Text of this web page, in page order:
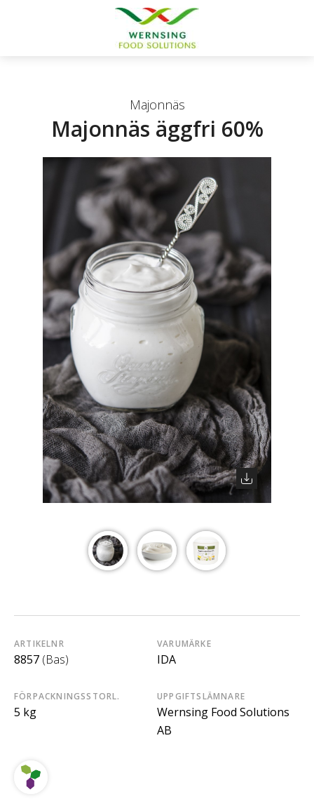
Majonnäs
Majonnäs äggfri 60%
ARTIKELNR
8857 (Bas)
VARUMÄRKE
IDA
FÖRPACKNINGSSTORL.
5 kg
UPPGIFTSLÄMNARE
Wernsing Food Solutions
AB